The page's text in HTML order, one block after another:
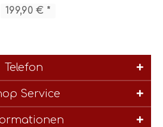
199,90 € *
Telefon
Service